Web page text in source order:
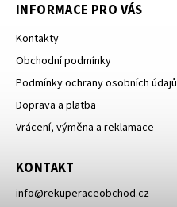
INFORMACE PRO VÁS
Kontakty
Obchodní podmínky
Podmínky ochrany osobních údajů
Doprava a platba
Vrácení, výměna a reklamace
KONTAKT
info@rekuperaceobchod.cz